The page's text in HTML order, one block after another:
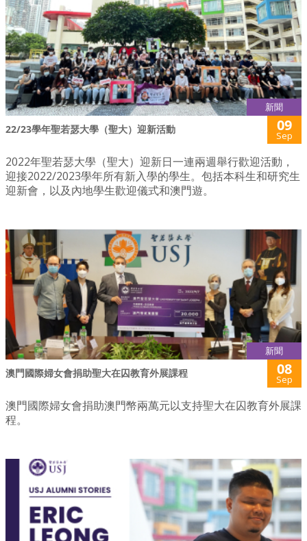
新聞
22/23學年聖若瑟大學（聖大）迎新活動 09
Sep
2022年聖若瑟大學（聖大）迎新日一連兩週舉行歡迎活動，
迎接2022/2023學年所有新入學的學生。包括本科生和研究生
迎新會，以及內地學生歡迎儀式和澳門遊。
新聞
澳門國際婦女會捐助聖大在囚教育外展課程 08
Sep
澳門國際婦女會捐助澳門幣兩萬元以支持聖大在囚教育外展課
程。